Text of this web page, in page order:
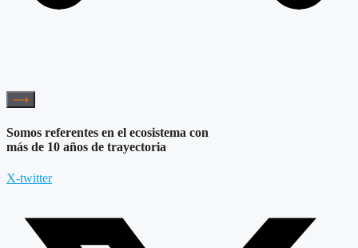
Somos referentes en el ecosistema con
más de 10 años de trayectoria
X-twitter